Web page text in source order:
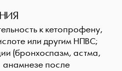
к кетопрофену,
или другим НПВС;
(бронхоспазм, астма,
после